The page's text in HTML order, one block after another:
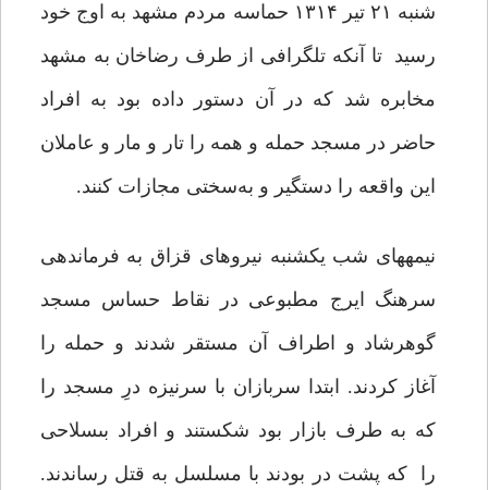
شنبه ۲۱ تیر ۱۳۱۴ حماسه مردم مشهد به اوج خود
‌رسید تا آنکه تلگرافى از طرف رضاخان به مشهد
مخابره ‏شد که در آن دستور داده بود به افراد
حاضر در مسجد حمله و همه را تار و مار و عاملان
این واقعه را دستگیر و به‌سختى مجازات کنند.
نیمه‏هاى شب یکشنبه نیروهاى قزاق به فرماندهى
سرهنگ ایرج مطبوعى در نقاط حساس مسجد
گوهرشاد و اطراف آن مستقر ‏شدند و حمله را
آغاز ‏کردند. ابتدا سربازان با سرنیزه درِ مسجد را
که به طرف بازار بود ‏شکستند و افراد بى‏سلاحى
را که پشت در بودند با مسلسل به قتل ‏رساندند.